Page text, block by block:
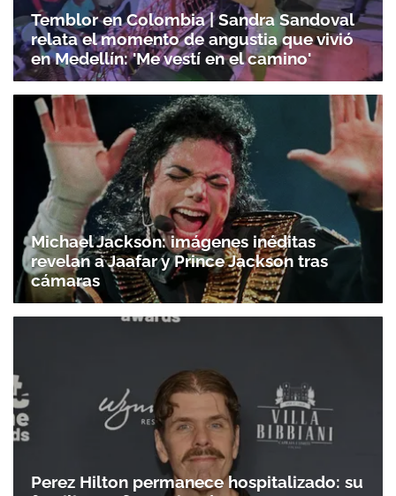
Temblor en Colombia | Sandra Sandoval
relata el momento de angustia que vivió
en Medellín: 'Me vestí en el camino'
Michael Jackson: imágenes inéditas
revelan a Jaafar y Prince Jackson tras
cámaras
Perez Hilton permanece hospitalizado: su